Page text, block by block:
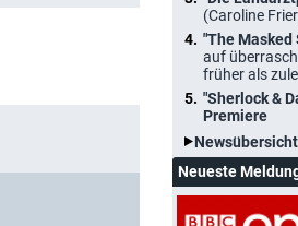
(Caroline
"The Masked
auf
früher als
"Sherlock &
Premiere
Newsübersicht
Neueste